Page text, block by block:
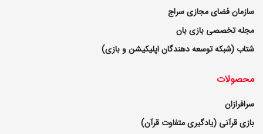
سازمان فضای مجازی سراج
مجله تخصصی بازی بان
شتاب (شبکه توسعه دهندگان اپلیکیشن و بازی)
محصولات
سرافرازان
بازی قرآنی (یادگیری متفاوت قرآن)